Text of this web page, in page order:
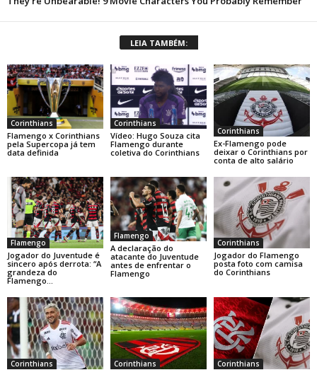
LEIA TAMBÉM:
Corinthians
Flamengo x Corinthians
pela Supercopa já tem
data definida
Corinthians
Vídeo: Hugo Souza cita
Flamengo durante
coletiva do Corinthians
Corinthians
Ex-Flamengo pode
deixar o Corinthians por
conta de alto salário
Flamengo
Jogador do Juventude é
sincero após derrota: “A
grandeza do
Flamengo…
Flamengo
A declaração do
atacante do Juventude
antes de enfrentar o
Flamengo
Corinthians
Jogador do Flamengo
posta foto com camisa
do Corinthians
Corinthians Corinthians Corinthians